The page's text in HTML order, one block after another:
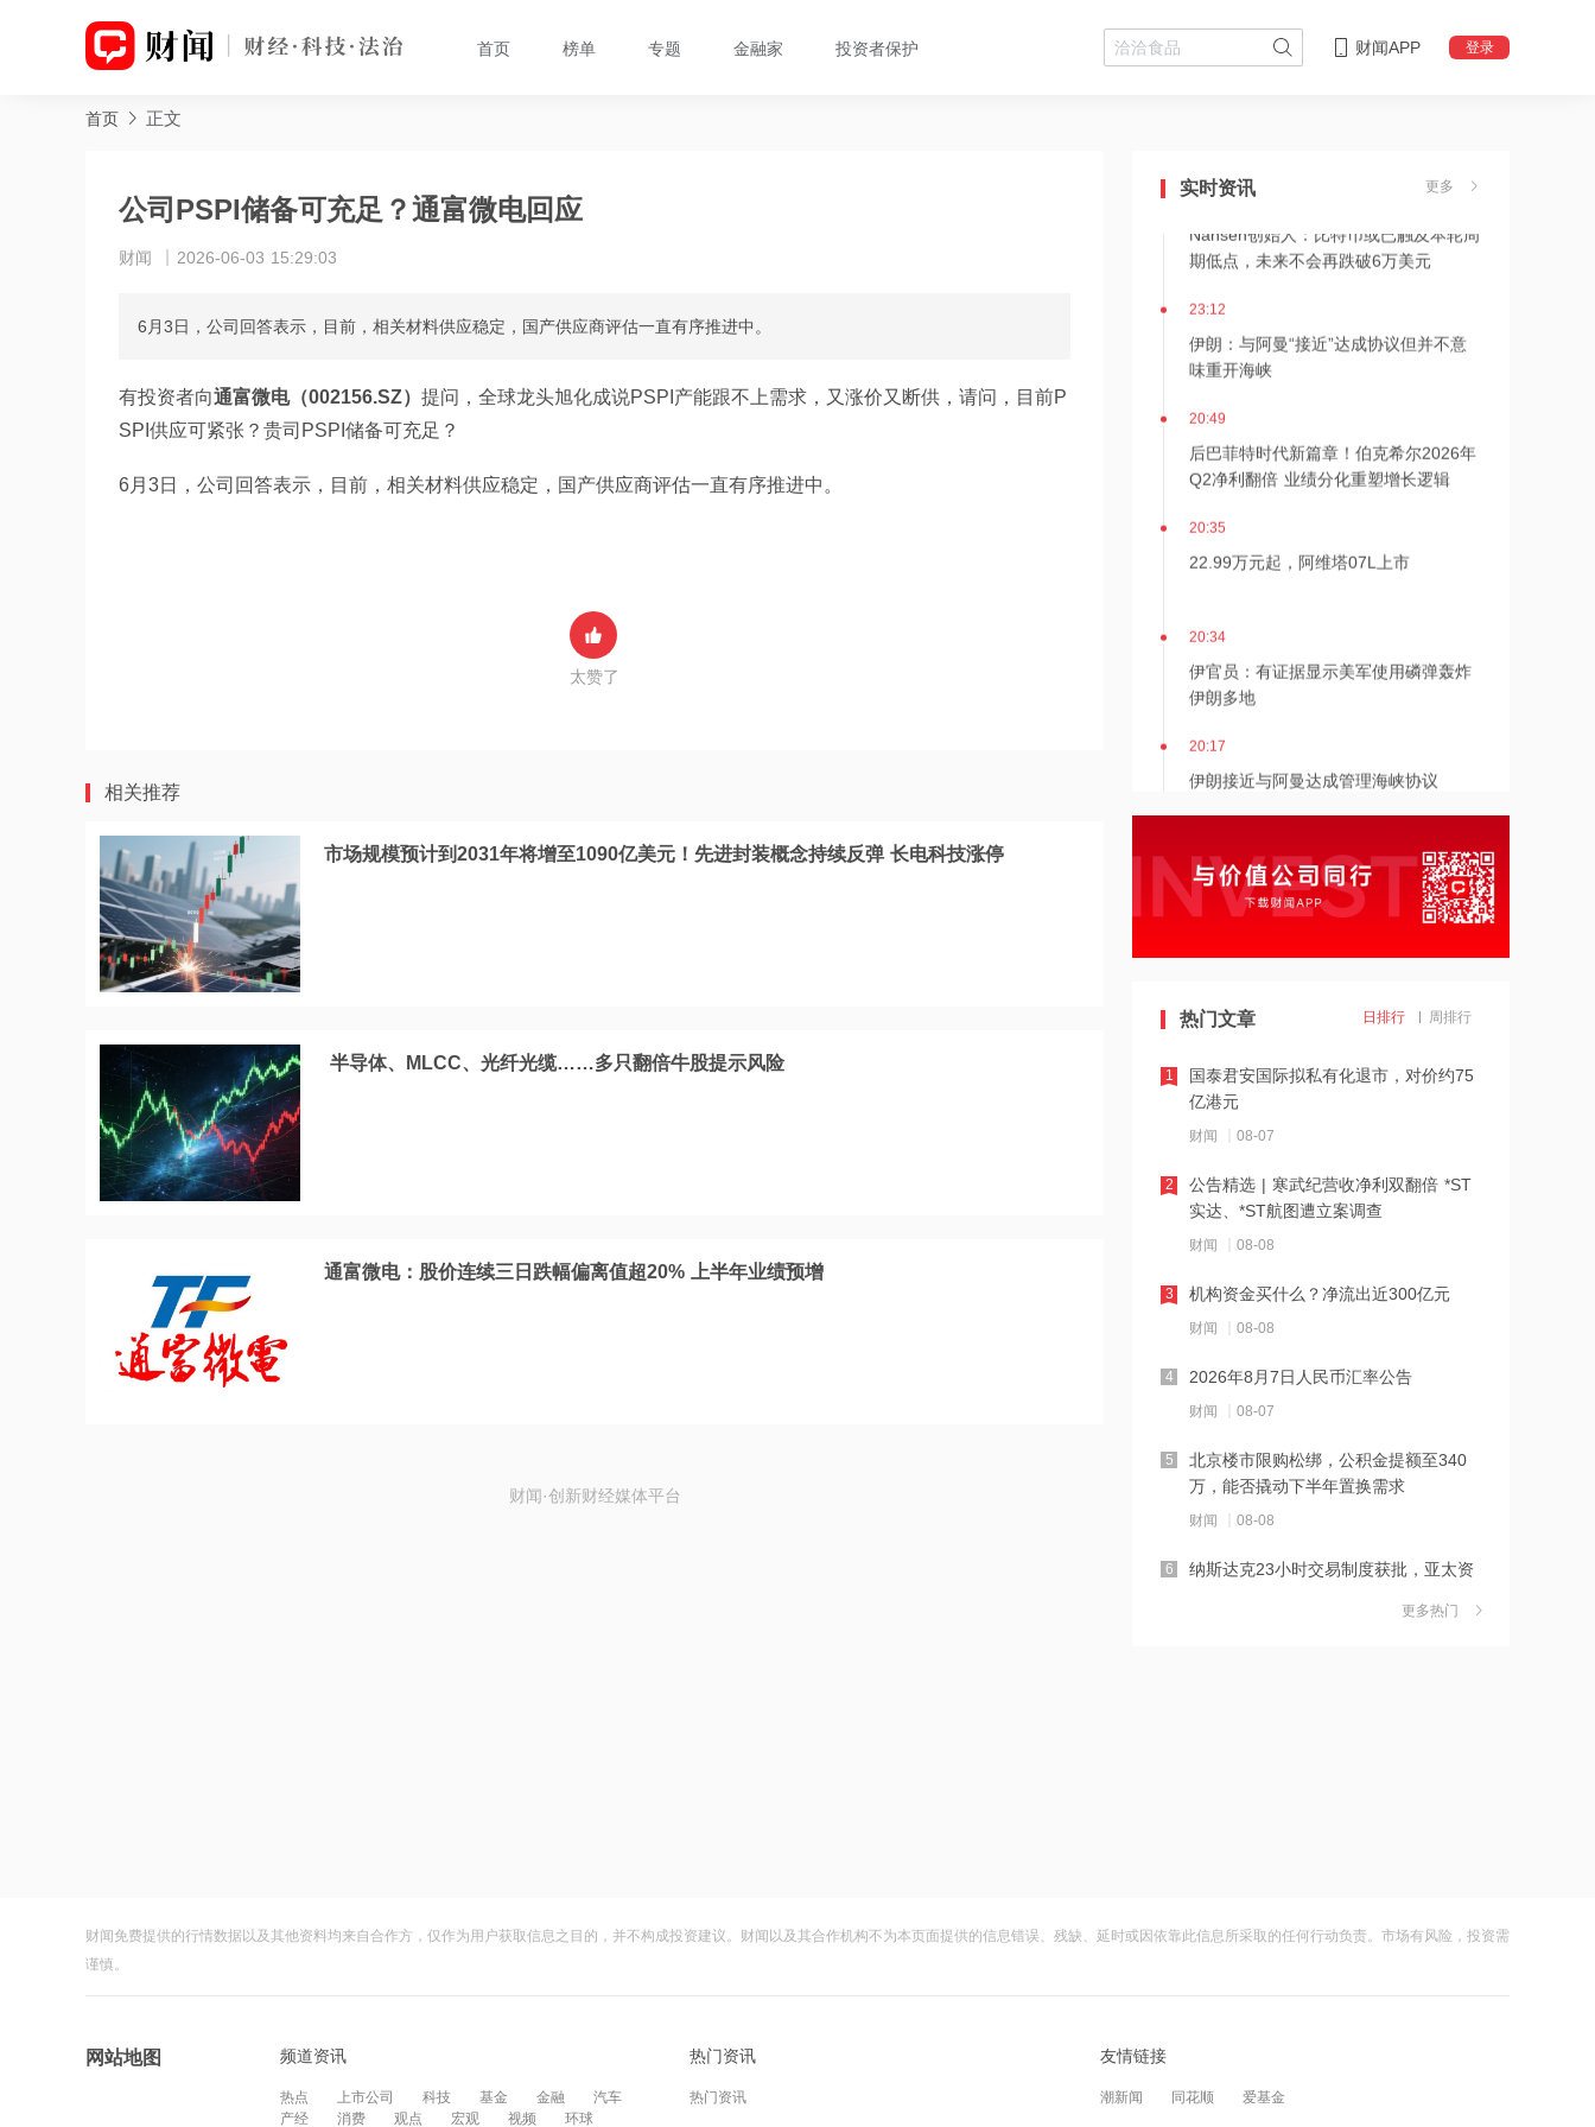
首页 榜单 专题 金融家 投资者保护 财闻APP 登录
首页 正文
公司PSPI储备可充足？通富微电回应
财闻 2026-06-03 15:29:03
6月3日，公司回答表示，目前，相关材料供应稳定，国产供应商评估一直有序推进中。
有投资者向通富微电（002156.SZ） 提问，全球龙头旭化成说PSPI产能跟不上需求，又涨价又断供，请问，目前P
SPI供应可紧张？贵司PSPI储备可充足？
6月3日，公司回答表示，目前，相关材料供应稳定，国产供应商评估一直有序推进中。
太赞了
相关推荐
市场规模预计到2031年将增至1090亿美元！先进封装概念持续反弹 长电科技涨停
半导体、MLCC、光纤光缆……多只翻倍牛股提示风险
通富微电：股价连续三日跌幅偏离值超20% 上半年业绩预增
财闻·创新财经媒体平台
实时资讯 更多
23:12
期低点，未来不会再跌破6万美元
23:12
伊朗：与阿曼“接近”达成协议但并不意
味重开海峡
20:49
后巴菲特时代新篇章！伯克希尔2026年
Q2净利翻倍 业绩分化重塑增长逻辑
20:35
22.99万元起，阿维塔07L上市
20:34
伊官员：有证据显示美军使用磷弹轰炸
伊朗多地
20:17
伊朗接近与阿曼达成管理海峡协议
伯克希尔哈撒韦：2026年Q2归属于股
东净利润256.67亿美元
19:43
清单
19:42
阿联酋称该国一船只在霍尔木兹海峡遭
袭
19:41
泽连斯基：美国将每月向乌克兰提供“爱
国者”拦截导弹
19:41
2026年度总票房破240亿
朗条件
每年捐赠100万元
17:51
成合作
热门文章 日排行 周排行
国泰君安国际拟私有化退市，对价约75
亿港元
财闻 08-07
1
公告精选 | 寒武纪营收净利双翻倍 *ST
实达、*ST航图遭立案调查
财闻 08-08
2
机构资金买什么？净流出近300亿元
财闻 08-08
3
2026年8月7日人民币汇率公告
财闻 08-07
4
北京楼市限购松绑，公积金提额至340
万，能否撬动下半年置换需求
财闻 08-08
5
纳斯达克23小时交易制度获批，亚太资
6
更多热门
财闻免费提供的行情数据以及其他资料均来自合作方，仅作为用户获取信息之目的，并不构成投资建议。财闻以及其合作机构不为本页面提供的信息错误、残缺、延时或因依靠此信息所采取的任何行动负责。市场有风险，投资需
谨慎。
网站地图 频道资讯
热点 上市公司 科技 基金 金融
汽车
产经
消费 观点 宏观 视频 环球
热门资讯
热门资讯
友情链接
潮新闻 同花顺 爱基金